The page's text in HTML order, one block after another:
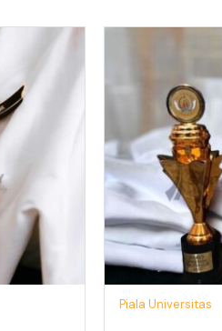
Piala Universitas